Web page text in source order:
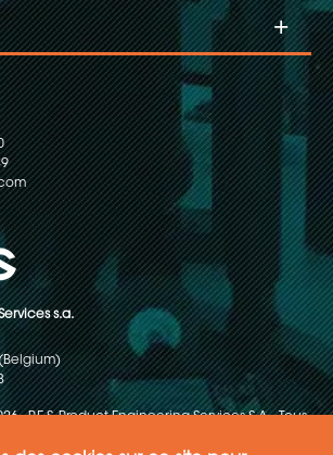
s.a.
+
- P.E.S. Product Engineering Services S.A. - Tous